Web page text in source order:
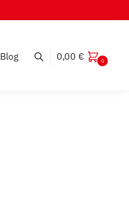
Blog 0,00 € 0